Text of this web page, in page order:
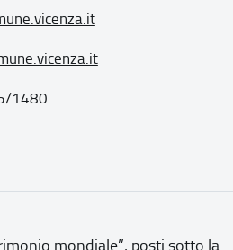
1480
mondiale”, posti sotto la